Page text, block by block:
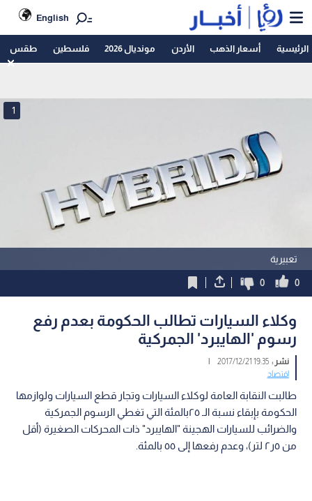
English
الرئيسية أسعار الذهب الأردن مونديال 2026 فلسطين طقس
تعبيرية
1
0
0
وكلاء السيارات تطالب الحكومة بعدم رفع
رسوم 'الهايبرد' الجمركية
نشر :19:35 2017/12/21
|
اقتصاد
طالبت النقابة العامة لوكلاء السيارات وتجار قطع السيارات ولوازمها
الحكومة بإبقاء نسبة الـ ٢٥بالمئة التي تغطي الرسوم الجمركية
والضرائب للسيارات الهجينة "الهايبرد" ذات المحركات الصغيرة (أقل
من ٥ر٢ لتر)، وعدم رفعها إلى ٥٥ بالمئة.